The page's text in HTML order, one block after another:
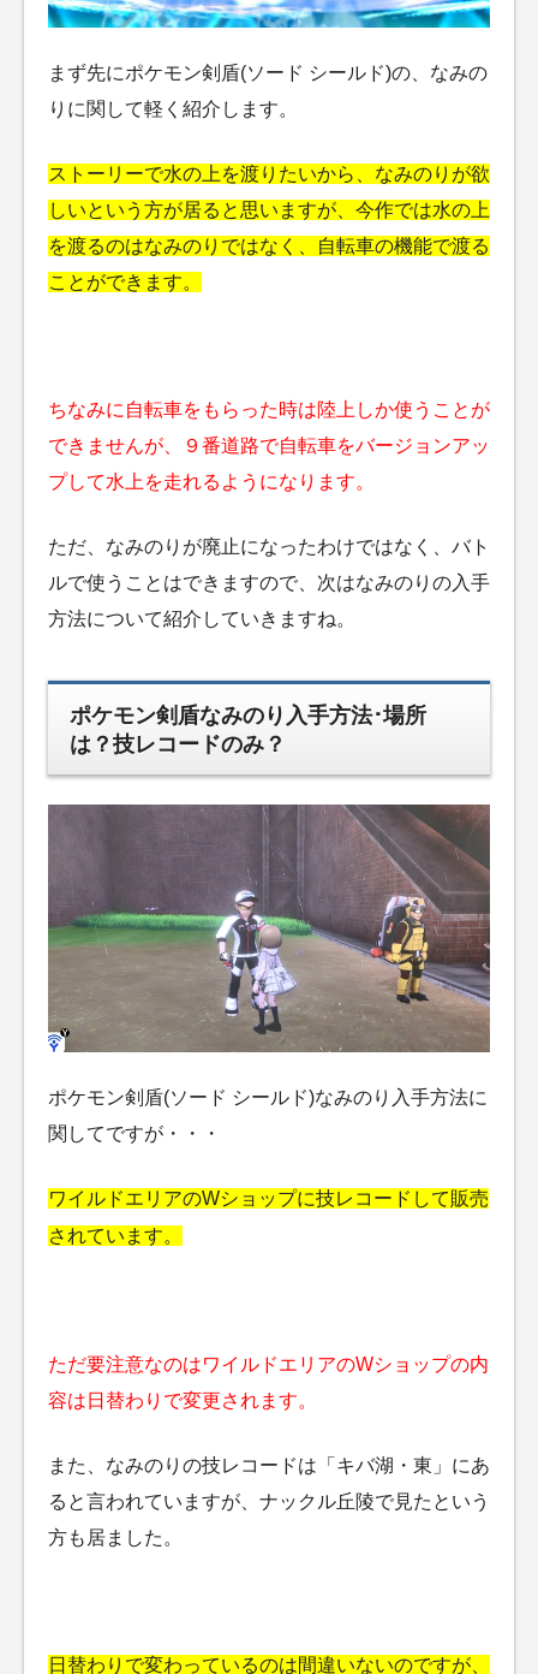
まず先にポケモン剣盾(ソード シールド)の、なみの
りに関して軽く紹介します。
ストーリーで水の上を渡りたいから、なみのりが欲
しいという方が居ると思いますが、今作では水の上
を渡るのはなみのりではなく、自転車の機能で渡る
ことができます。
ちなみに自転車をもらった時は陸上しか使うことが
できませんが、９番道路で自転車をバージョンアッ
プして水上を走れるようになります。
ただ、なみのりが廃止になったわけではなく、バト
ルで使うことはできますので、次はなみのりの入手
方法について紹介していきますね。
ポケモン剣盾なみのり入手方法･場所
は？技レコードのみ？
ポケモン剣盾(ソード シールド)なみのり入手方法に
関してですが・・・
ワイルドエリアのWショップに技レコードして販売
されています。
ただ要注意なのはワイルドエリアのWショップの内
容は日替わりで変更されます。
また、なみのりの技レコードは「キバ湖・東」にあ
ると言われていますが、ナックル丘陵で見たという
方も居ました。
日替わりで変わっているのは間違いないのですが、